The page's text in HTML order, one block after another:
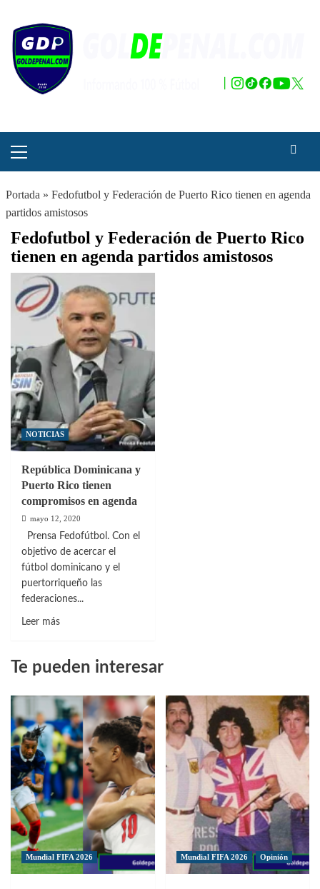
contenido
principal
Portada » Fedofutbol y Federación de Puerto Rico tienen en agenda
partidos amistosos
Fedofutbol y Federación de Puerto Rico
tienen en agenda partidos amistosos
NOTICIAS
República Dominicana y
Puerto Rico tienen
compromisos en agenda
mayo 12, 2020
Prensa Fedofútbol. Con el
objetivo de acercar el
fútbol dominicano y el
puertorriqueño las
federaciones...
Leer másLeer
República
y
Puerto
Rico
tienen
compromisos
en
agenda
Te pueden interesar
Mundial FIFA 2026 Mundial FIFA 2026 Opinión